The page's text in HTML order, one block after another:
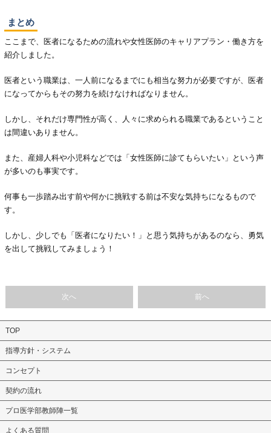
まとめ
ここまで、医者になるための流れや女性医師のキャリアプラン・働き方を
紹介しました。
医者という職業は、一人前になるまでにも相当な努力が必要ですが、医者
になってからもその努力を続けなければなりません。
しかし、それだけ専門性が高く、人々に求められる職業であるということ
は間違いありません。
また、産婦人科や小児科などでは「女性医師に診てもらいたい」という声
が多いのも事実です。
何事も一歩踏み出す前や何かに挑戦する前は不安な気持ちになるもので
す。
しかし、少しでも「医者になりたい！」と思う気持ちがあるのなら、勇気
を出して挑戦してみましょう！
次へ 前へ
TOP
指導方針・システム
コンセプト
契約の流れ
プロ医学部教師陣一覧
よくある質問